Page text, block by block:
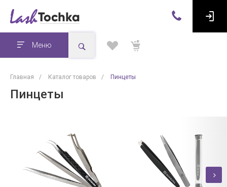
Меню
Главная / Каталог товаров / Пинцеты
Пинцеты